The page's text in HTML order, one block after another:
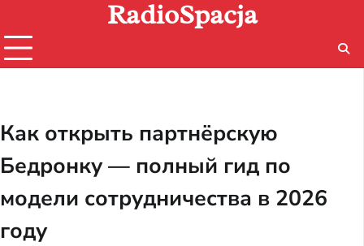
содержимому
RadioSpacja
Как открыть партнёрскую
Бедронку — полный гид по
модели сотрудничества в 2026
году